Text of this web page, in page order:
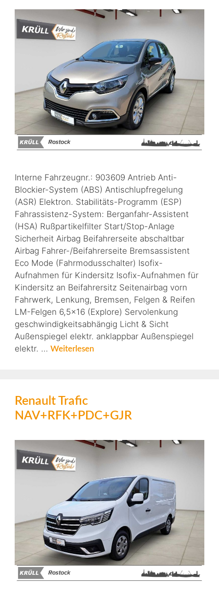
Interne Fahrzeugnr.: 903609 Antrieb Anti-
Blockier-System (ABS) Antischlupfregelung
(ASR) Elektron. Stabilitäts-Programm (ESP)
Fahrassistenz-System: Berganfahr-Assistent
(HSA) Rußpartikelfilter Start/Stop-Anlage
Sicherheit Airbag Beifahrerseite abschaltbar
Airbag Fahrer-/Beifahrerseite Bremsassistent
Eco Mode (Fahrmodusschalter) Isofix-
Aufnahmen für Kindersitz Isofix-Aufnahmen für
Kindersitz an Beifahrersitz Seitenairbag vorn
Fahrwerk, Lenkung, Bremsen, Felgen & Reifen
LM-Felgen 6,5×16 (Explore) Servolenkung
geschwindigkeitsabhängig Licht & Sicht
Außenspiegel elektr. anklappbar Außenspiegel
elektr. … Weiterlesen
Renault Trafic
NAV+RFK+PDC+GJR